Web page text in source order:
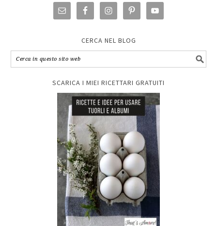
CERCA NEL BLOG
SCARICA I MIEI RICETTARI GRATUITI